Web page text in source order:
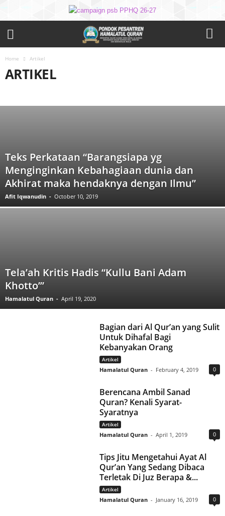
Home Artikel
ARTIKEL
Teks Perkataan “Barangsiapa yg
Menginginkan Kebahagiaan dunia dan
Akhirat maka hendaknya dengan Ilmu”
Afit Iqwanudin - October 10, 2019
Tela’ah Kritis Hadis “Kullu Bani Adam
Khotto’”
Hamalatul Quran - April 19, 2020
Bagian dari Al Qur’an yang Sulit
Untuk Dihafal Bagi
Kebanyakan Orang
Artikel
Hamalatul Quran - February 4, 2019 0
Berencana Ambil Sanad
Quran? Kenali Syarat-
Syaratnya
Artikel
Hamalatul Quran - April 1, 2019 0
Tips Jitu Mengetahui Ayat Al
Qur’an Yang Sedang Dibaca
Terletak Di Juz Berapa &...
Artikel
Hamalatul Quran - January 16, 2019 0